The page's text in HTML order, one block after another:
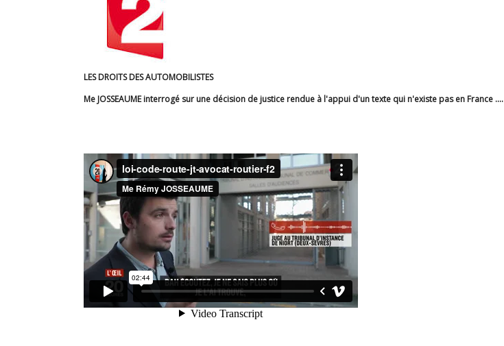
LES DROITS DES AUTOMOBILISTES
Me JOSSEAUME interrogé sur une décision de justice rendue à l'appui d'un texte qui n'existe pas en France ....